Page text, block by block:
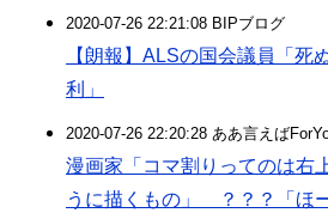
2020-07-26 22:21:08 BIPブログ
【朗報】ALSの国会議員「死
利」
2020-07-26 22:20:28 ああ言えば
漫画家「コマ割りってのは右
うに描くもの」 ？？？「ほー